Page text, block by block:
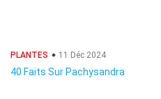
PLANTES 11 Déc 2024
40 Faits Sur Pachysandra